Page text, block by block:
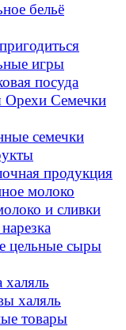
бельё
игры
посуда
Семечки
семечки
продукция
молоко
и сливки
цельные сыры
халяль
халяль
товары